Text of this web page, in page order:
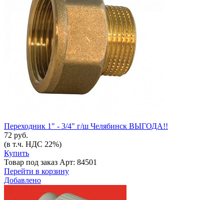
Переходник 1" - 3/4" г/ш Челябинск ВЫГОДА!!
72 руб.
(в т.ч. НДС 22%)
Купить
Товар под заказ Арт: 84501
Перейти в корзину
Добавлено